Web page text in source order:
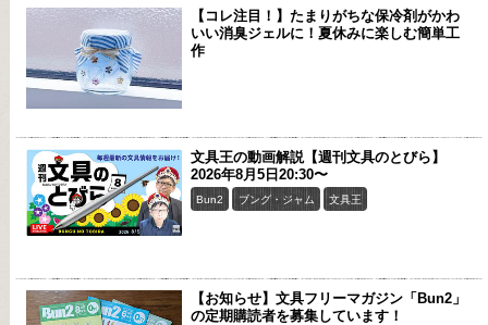
【コレ注目！】たまりがちな保冷剤がかわ
いい消臭ジェルに！夏休みに楽しむ簡単工
作
文具王の動画解説【週刊文具のとびら】
2026年8月5日20:30〜
Bun2 ブング・ジャム 文具王
【お知らせ】文具フリーマガジン「Bun2」
の定期購読者を募集しています！